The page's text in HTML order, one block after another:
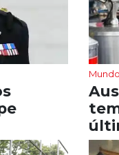
Mundo